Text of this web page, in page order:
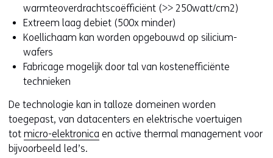
warmteoverdrachtscoëfficiënt (>> 250watt/cm2)
Extreem laag debiet (500x minder)
Koellichaam kan worden opgebouwd op silicium-
wafers
Fabricage mogelijk door tal van kostenefficiënte
technieken
De technologie kan in talloze domeinen worden
toegepast, van datacenters en elektrische voertuigen
tot micro-elektronica en active thermal management voor
bijvoorbeeld led’s.